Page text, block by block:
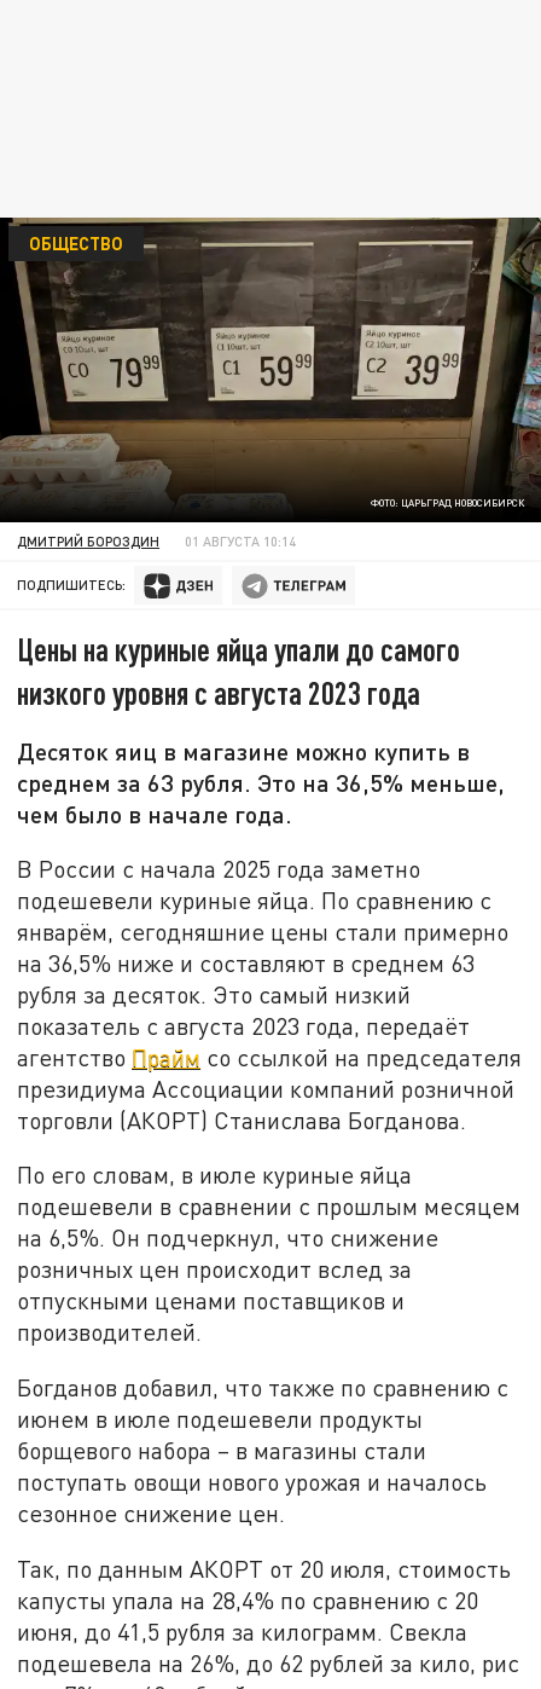
ФОТО: ЦАРЬГРАД НОВОСИБИРСК
ОБЩЕСТВО
ДМИТРИЙ БОРОЗДИН 01 АВГУСТА 10:14
ПОДПИШИТЕСЬ:
Цены на куриные яйца упали до самого
низкого уровня с августа 2023 года
Десяток яиц в магазине можно купить в
среднем за 63 рубля. Это на 36,5% меньше,
чем было в начале года.
В России с начала 2025 года заметно
подешевели куриные яйца. По сравнению с
январём, сегодняшние цены стали примерно
на 36,5% ниже и составляют в среднем 63
рубля за десяток. Это самый низкий
показатель с августа 2023 года, передаёт
агентство Прайм со ссылкой на председателя
президиума Ассоциации компаний розничной
торговли (АКОРТ) Станислава Богданова.
По его словам, в июле куриные яйца
подешевели в сравнении с прошлым месяцем
на 6,5%. Он подчеркнул, что снижение
розничных цен происходит вслед за
отпускными ценами поставщиков и
производителей.
Богданов добавил, что также по сравнению с
июнем в июле подешевели продукты
борщевого набора – в магазины стали
поступать овощи нового урожая и началось
сезонное снижение цен.
Так, по данным АКОРТ от 20 июля, стоимость
капусты упала на 28,4% по сравнению с 20
июня, до 41,5 рубля за килограмм. Свекла
подешевела на 26%, до 62 рублей за кило, рис